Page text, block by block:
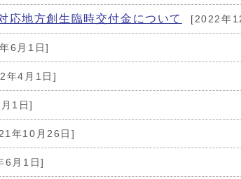
応地方創生臨時交付金について [2022年
6月1日]
年4月1日]
1日]
年10月26日]
6月1日]